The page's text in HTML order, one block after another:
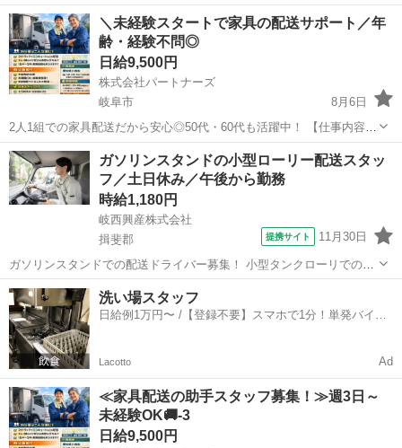
ない、やりがいある仕事です♪ ■仕事内容 2人1組での家具の配送＆組
み立て！ 大手家具メーカーの荷物を、個人宅へお届けします。 💡助手
席に乗...
岐阜 岐阜市 配送 助手
＼未経験スタートで家具の配送サポート／年
齢・経験不問◎
日給9,500円
株式会社パートナーズ
岐阜市
8月6日
2人1組での家具配送だから安心◎50代・60代も活躍中！ 【仕事内容】
2トントラックの助手席に乗り、大手家具メーカーの商品を個人宅へ配
送します。 ベッドやデスクなどをチームで搬入・組立！まずは研修か
らスタート！ ...
岐阜 岐阜市 配送 助手席
ガソリンスタンドの小型ローリー配送スタッ
フ／土日休み／午後から勤務
時給1,180円
岐西興産株式会社
揖斐郡
提携サイト 11月30日
ガソリンスタンドでの配送ドライバー募集！ 小型タンクローリでの配
送業務をお願いします！ ★準中型・中型自動車免許（AT限定不可）
★危険物丙種または乙種4類または甲種が活かせる 安全運転を心掛け
ていただければOK！ 経験...
岐阜 揖斐郡 配送
洗い場スタッフ
日給例1万円〜 /【登録不要】スマホで1分！単発バイト
Lacotto Ad
≪家具配送の助手スタッフ募集！≫週3日～
未経験OK🚚-3
日給9,500円